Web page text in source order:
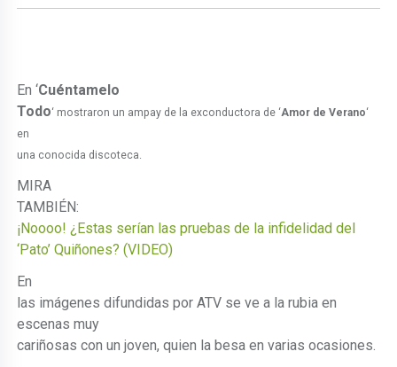
En ‘Cuéntamelo
Todo‘ mostraron un ampay de la exconductora de ‘Amor de Verano‘
en
una conocida discoteca.
MIRA
TAMBIÉN:
¡Noooo! ¿Estas serían las pruebas de la infidelidad del
‘Pato’ Quiñones? (VIDEO)
En
las imágenes difundidas por ATV se ve a la rubia en
escenas muy
cariñosas con un joven, quien la besa en varias ocasiones.